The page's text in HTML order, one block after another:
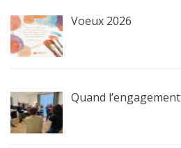
Voeux 2026
Quand